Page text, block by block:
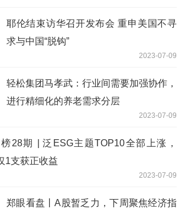
耶伦结束访华召开发布会 重申美国不寻
求与中国“脱钩”
2023-07-09
轻松集团马孝武：行业间需要加强协作，
进行精细化的养老需求分层
2023-07-09
28期 | 泛ESG主题TOP10全部上涨，
1支获正收益
2023-07-09
郑眼看盘丨A股暂乏力，下周聚焦经济指